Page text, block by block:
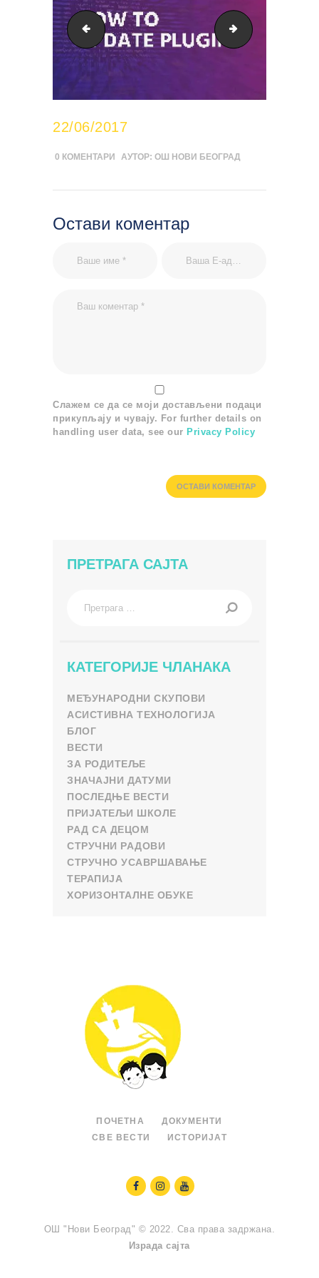
cideoclipart3 inmotion
22/06/2017
0 КОМЕНТАРИ АУТОР: ОШ НОВИ БЕОГРАД
Остави коментар
Слажем се да се моји достављени подаци
прикупљају и чувају. For further details on
handling user data, see our Privacy Policy
ПРЕТРАГА САЈТА
КАТЕГОРИЈЕ ЧЛАНАКА
МЕЂУНАРОДНИ СКУПОВИ
АСИСТИВНА ТЕХНОЛОГИЈА
БЛОГ
ВЕСТИ
ЗА РОДИТЕЉЕ
ЗНАЧАЈНИ ДАТУМИ
ПОСЛЕДЊЕ ВЕСТИ
ПРИЈАТЕЉИ ШКОЛЕ
РАД СА ДЕЦОМ
СТРУЧНИ РАДОВИ
СТРУЧНО УСАВРШАВАЊЕ
ТЕРАПИЈА
ХОРИЗОНТАЛНЕ ОБУКЕ
ПОЧЕТНА
ДОКУМЕНТИ
СВЕ ВЕСТИ
ИСТОРИЈАТ
ОШ "Нови Београд" © 2022. Сва права задржана.
Израда сајта